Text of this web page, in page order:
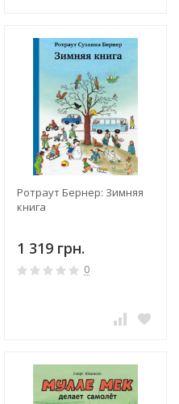
Ротраут Бернер: Зимняя
книга
1 319 грн.
0